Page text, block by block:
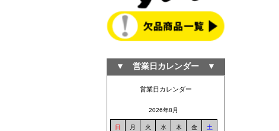
▼ 営業日カレンダー ▼
営業日カレンダー
2026年8月
日 月 火 水 木 金 土